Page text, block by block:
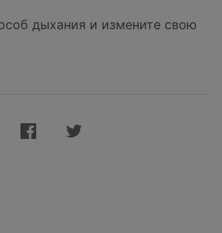
дыхания и измените свою